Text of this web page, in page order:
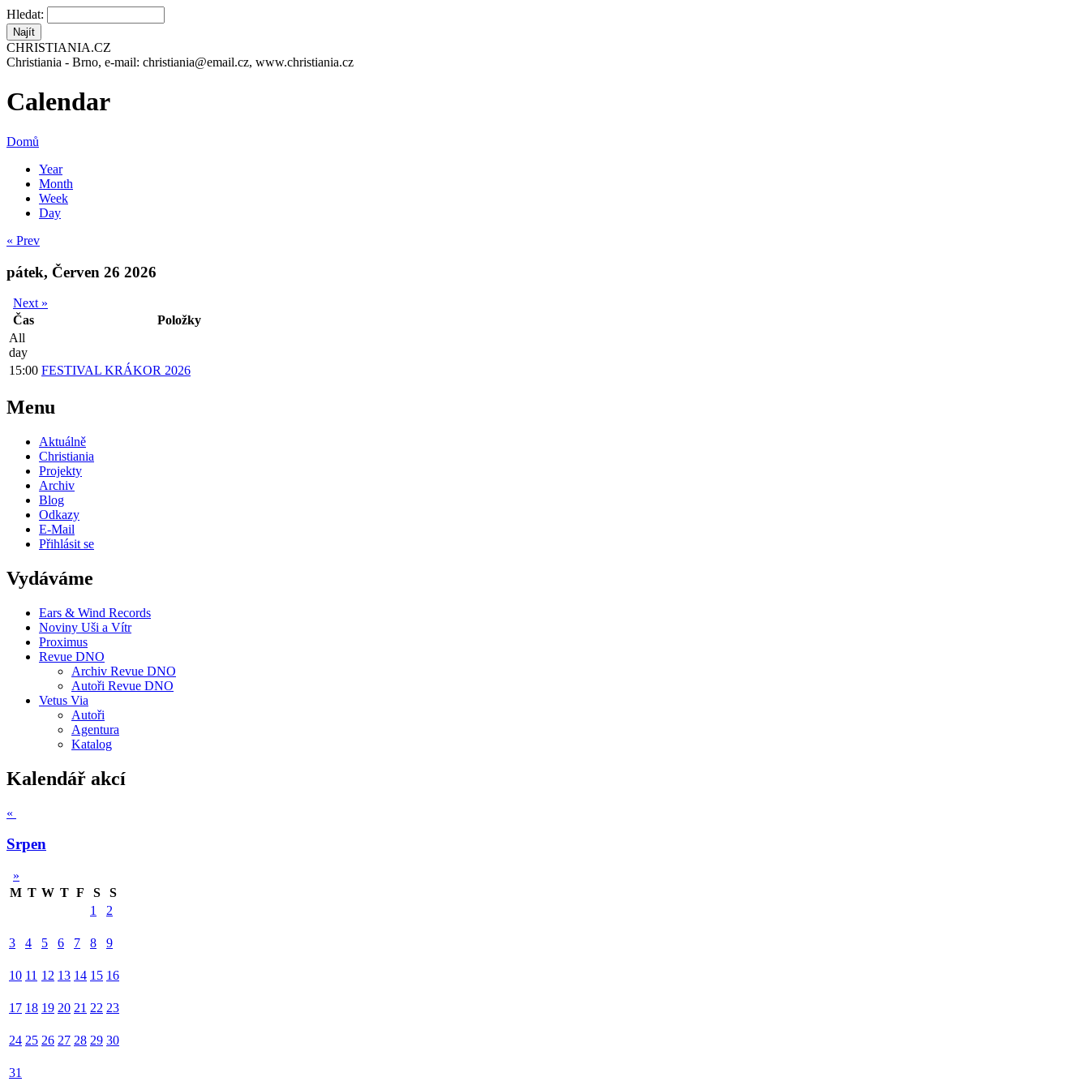
Hledat:
CHRISTIANIA.CZ
Christiania - Brno, e-mail: christiania@email.cz, www.christiania.cz
Calendar
Domů
Year
Month
Week
Day
« Prev
pátek, Červen 26 2026
Next »
Čas
Položky
All
day
15:00 FESTIVAL KRÁKOR 2026
Menu
Aktuálně
Christiania
Projekty
Archiv
Blog
Odkazy
E-Mail
Přihlásit se
Vydáváme
Ears & Wind Records
Noviny Uši a Vítr
Proximus
Revue DNO
Archiv Revue DNO
Autoři Revue DNO
Vetus Via
Autoři
Agentura
Katalog
Kalendář akcí
«
Srpen
»
M T W T F S
S
1
2
3 4 5 6 7 8 9
10 11 12 13 14 15 16
17 18 19 20 21 22 23
24 25 26 27 28 29 30
31